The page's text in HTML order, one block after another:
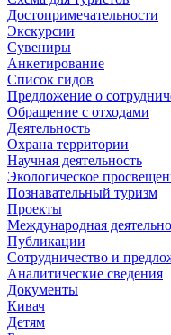
Достопримечательности
Экскурсии
Сувениры
Анкетирование
Список гидов
Предложение о
Обращение с отходами
Деятельность
Охрана территории
Научная деятельность
Экологическое
Познавательный туризм
Проекты
Международная
Публикации
Сотрудничество и
Аналитические сведения
Документы
Кивач
Детям